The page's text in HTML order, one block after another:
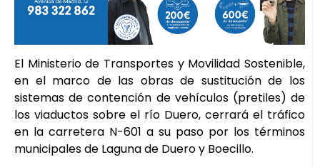
El Ministerio de Transportes y Movilidad Sostenible,
en el marco de las obras de sustitución de los
sistemas de contención de vehículos (pretiles) de
los viaductos sobre el río Duero, cerrará el tráfico
en la carretera N-601 a su paso por los términos
municipales de Laguna de Duero y Boecillo.